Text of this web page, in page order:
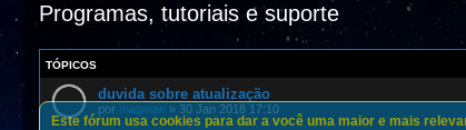
Programas, tutoriais e suporte
TÓPICOS
duvida sobre atualização
por magman » 30 Jan 2018 17:10
Este fórum usa cookies para dar a você uma maior e mais